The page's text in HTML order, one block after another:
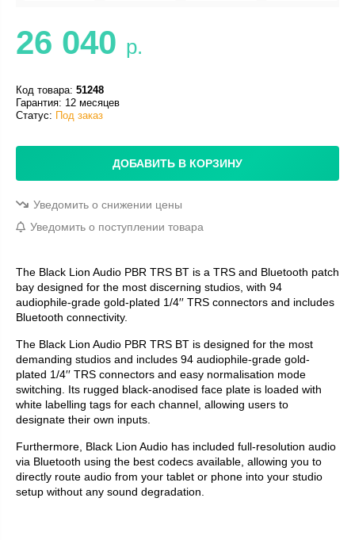
26 040 р.
Код товара: 51248
Гарантия: 12 месяцев
Статус: Под заказ
ДОБАВИТЬ В КОРЗИНУ
Уведомить о снижении цены
Уведомить о поступлении товара
The Black Lion Audio PBR TRS BT is a TRS and Bluetooth patch
bay designed for the most discerning studios, with 94
audiophile-grade gold-plated 1/4′′ TRS connectors and includes
Bluetooth connectivity.
The Black Lion Audio PBR TRS BT is designed for the most
demanding studios and includes 94 audiophile-grade gold-
plated 1/4′′ TRS connectors and easy normalisation mode
switching. Its rugged black-anodised face plate is loaded with
white labelling tags for each channel, allowing users to
designate their own inputs.
Furthermore, Black Lion Audio has included full-resolution audio
via Bluetooth using the best codecs available, allowing you to
directly route audio from your tablet or phone into your studio
setup without any sound degradation.